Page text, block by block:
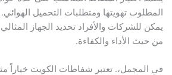
تهويتها ومتطلبات التحميل الهوائي.
للشركات والأفراد تحديد الجهاز المثالي الذي
الأداء والكفاءة.
تعتبر شفاطات الكويت خياراً